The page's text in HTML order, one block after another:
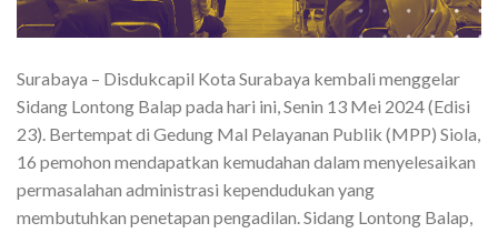
Surabaya – Disdukcapil Kota Surabaya kembali menggelar
Sidang Lontong Balap pada hari ini, Senin 13 Mei 2024 (Edisi
23). Bertempat di Gedung Mal Pelayanan Publik (MPP) Siola,
16 pemohon mendapatkan kemudahan dalam menyelesaikan
permasalahan administrasi kependudukan yang
membutuhkan penetapan pengadilan. Sidang Lontong Balap,